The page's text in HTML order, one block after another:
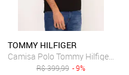
Azul Marinho
TOMMY HILFIGER
Camisa Polo Tommy Hilfiger
R$399,99 - 9%